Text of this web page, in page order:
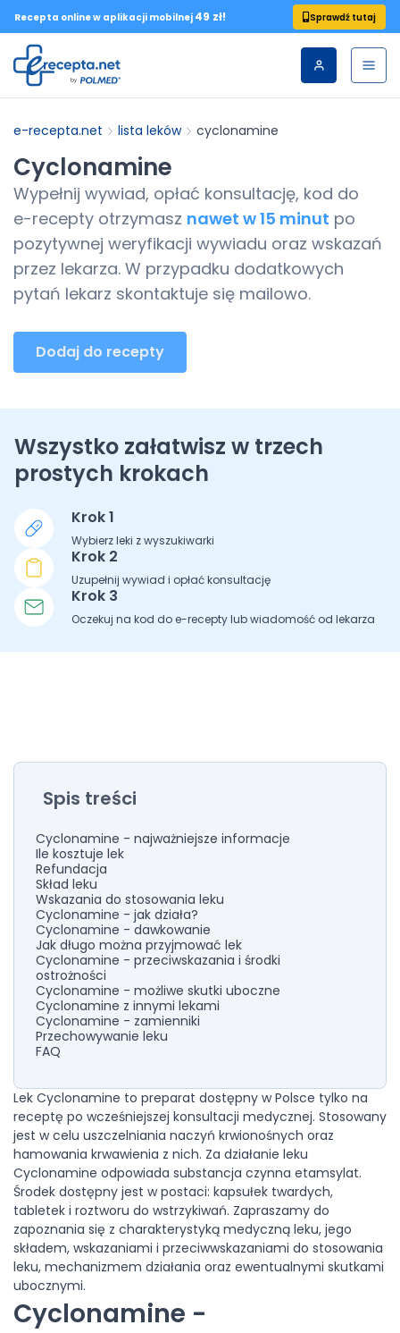
Recepta online w aplikacji mobilnej 49 zł! Sprawdź tutaj
e-recepta.net lista leków cyclonamine
Cyclonamine
Wypełnij wywiad, opłać konsultację, kod do
e-recepty otrzymasz nawet w 15 minut po
pozytywnej weryfikacji wywiadu oraz wskazań
przez lekarza. W przypadku dodatkowych
pytań lekarz skontaktuje się mailowo.
Dodaj do recepty
Wszystko załatwisz w trzech
prostych krokach
Krok 1
Wybierz leki z wyszukiwarki
Krok 2
Uzupełnij wywiad i opłać konsultację
Krok 3
Oczekuj na kod do e-recepty lub wiadomość od lekarza
Lek Cyclonamine to preparat dostępny w Polsce tylko na
receptę po wcześniejszej konsultacji medycznej. Stosowany
jest w celu uszczelniania naczyń krwionośnych oraz
hamowania krwawienia z nich. Za działanie leku
Cyclonamine odpowiada substancja czynna etamsylat.
Środek dostępny jest w postaci: kapsułek twardych,
tabletek i roztworu do wstrzykiwań. Zapraszamy do
zapoznania się z charakterystyką medyczną leku, jego
składem, wskazaniami i przeciwwskazaniami do stosowania
leku, mechanizmem działania oraz ewentualnymi skutkami
ubocznymi.
Cyclonamine -
Spis treści
Cyclonamine - najważniejsze informacje
Ile kosztuje lek
Refundacja
Skład leku
Wskazania do stosowania leku
Cyclonamine - jak działa?
Cyclonamine - dawkowanie
Jak długo można przyjmować lek
Cyclonamine - przeciwskazania i środki
ostrożności
Cyclonamine - możliwe skutki uboczne
Cyclonamine z innymi lekami
Cyclonamine - zamienniki
Przechowywanie leku
FAQ